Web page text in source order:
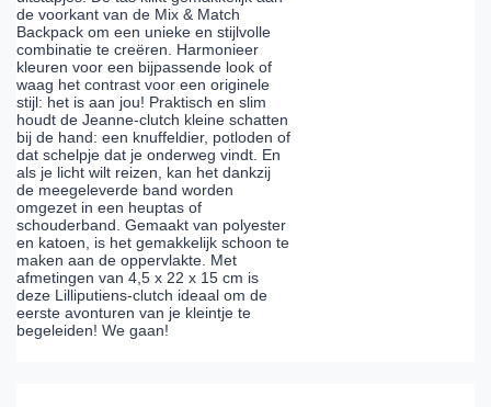
de voorkant van de Mix & Match
Backpack om een unieke en stijlvolle
combinatie te creëren. Harmonieer
kleuren voor een bijpassende look of
waag het contrast voor een originele
stijl: het is aan jou! Praktisch en slim
houdt de Jeanne-clutch kleine schatten
bij de hand: een knuffeldier, potloden of
dat schelpje dat je onderweg vindt. En
als je licht wilt reizen, kan het dankzij
de meegeleverde band worden
omgezet in een heuptas of
schouderband. Gemaakt van polyester
en katoen, is het gemakkelijk schoon te
maken aan de oppervlakte. Met
afmetingen van 4,5 x 22 x 15 cm is
deze Lilliputiens-clutch ideaal om de
eerste avonturen van je kleintje te
begeleiden! We gaan!